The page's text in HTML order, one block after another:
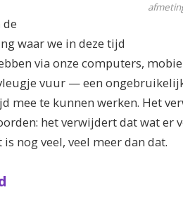
waar we in deze tijd
via onze computers,
vuur — een
mee te kunnen werken. Het
het verwijdert dat wat er
nog veel, veel meer dan dat.